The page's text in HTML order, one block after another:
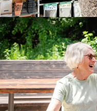
Ontdek
In ons
producten. Voor de
vogelaars. Maar ook